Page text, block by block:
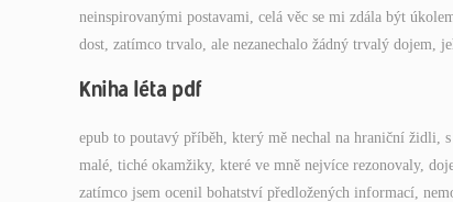
neinspirovanými postavami, celá věc se mi zdála být
dost, zatímco trvalo, ale nezanechalo žádný trvalý dojem,
Kniha léta pdf
epub to poutavý příběh, který mě nechal na hraniční židli,
malé, tiché okamžiky, které ve mně nejvíce rezonovaly,
zatímco jsem ocenil bohatství předložených informací,